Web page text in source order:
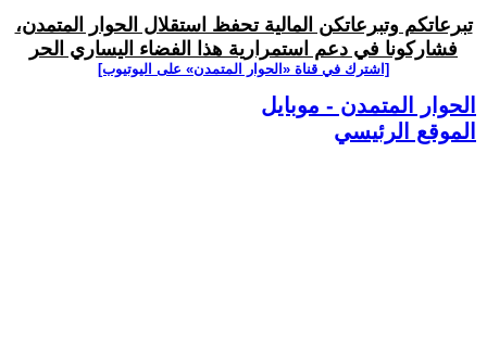
تبرعاتكم وتبرعاتكن المالية تحفظ استقلال الحوار المتمدن،
فشاركونا في دعم استمرارية هذا الفضاء اليساري الحر
[اشترك في قناة ‫«الحوار المتمدن» على اليوتيوب]
الحوار المتمدن - موبايل
الموقع الرئيسي